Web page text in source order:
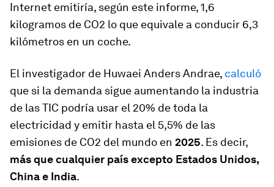
Internet emitiría, según este informe, 1,6
kilogramos de CO2 lo que equivale a conducir 6,3
kilómetros en un coche.
El investigador de Huwaei Anders Andrae, calculó
que si la demanda sigue aumentando la industria
de las TIC podría usar el 20% de toda la
electricidad y emitir hasta el 5,5% de las
emisiones de CO2 del mundo en 2025. Es decir,
más que cualquier país excepto Estados Unidos,
China e India.